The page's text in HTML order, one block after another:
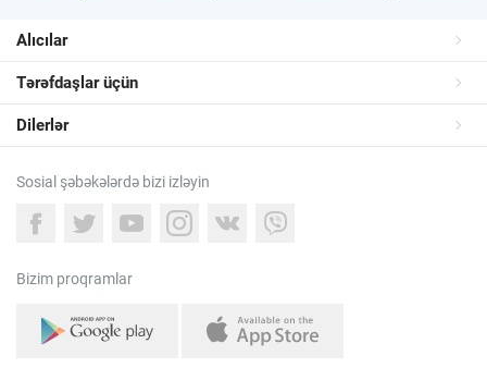
Alıcılar
Tərəfdaşlar üçün
Dilerlər
Sosial şəbəkələrdə bizi izləyin
Bizim proqramlar